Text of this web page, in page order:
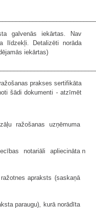
galvenās iekārtas. Nav
līdzekļi. Detalizēti norāda
iekārtas)
prakses sertifikāta
šādi dokumenti - atzīmēt
ražošanas uzņēmuma
notariāli apliecināta n
apraksts (saskaņā
paraugu), kurā norādīta